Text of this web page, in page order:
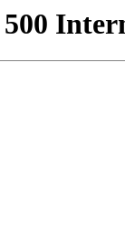
500